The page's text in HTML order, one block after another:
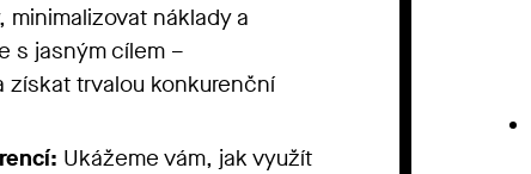
náklady a
s jasným cílem –
získat trvalou konkurenční
Ukážeme vám, jak využít